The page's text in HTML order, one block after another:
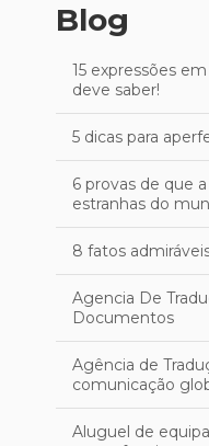
Blog
15 expressões
deve saber!
5 dicas para
6 provas de que
estranhas do
8 fatos
Agencia De
Documentos
Agência de
comunicação
Aluguel de